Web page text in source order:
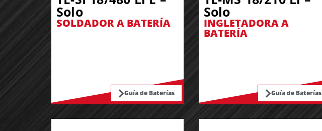
Solo
SOLDADOR A BATERÍA
Guía de Baterías
Solo
INGLETADORA A
BATERÍA
Guía de Baterías